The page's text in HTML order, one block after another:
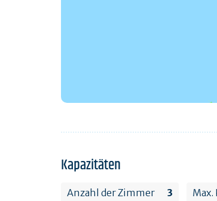
Kapazitäten
Anzahl der Zimmer 3 Max.